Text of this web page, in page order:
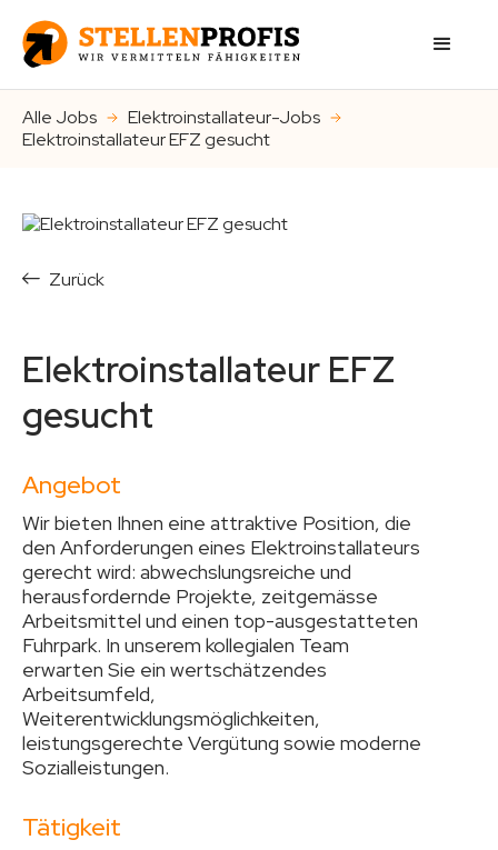
Alle Jobs
Elektroinstallateur-Jobs
Elektroinstallateur EFZ gesucht
Zurück
Elektroinstallateur EFZ
gesucht
Angebot
Wir bieten Ihnen eine attraktive Position, die
den Anforderungen eines Elektroinstallateurs
gerecht wird: abwechslungsreiche und
herausfordernde Projekte, zeitgemässe
Arbeitsmittel und einen top-ausgestatteten
Fuhrpark. In unserem kollegialen Team
erwarten Sie ein wertschätzendes
Arbeitsumfeld,
Weiterentwicklungsmöglichkeiten,
leistungsgerechte Vergütung sowie moderne
Sozialleistungen.
Tätigkeit